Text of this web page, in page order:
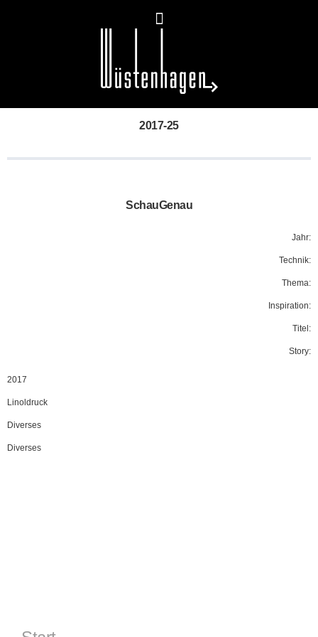
2017-25
SchauGenau
Jahr:
Technik:
Thema:
Inspiration:
Titel:
Story:
2017
Linoldruck
Diverses
Diverses